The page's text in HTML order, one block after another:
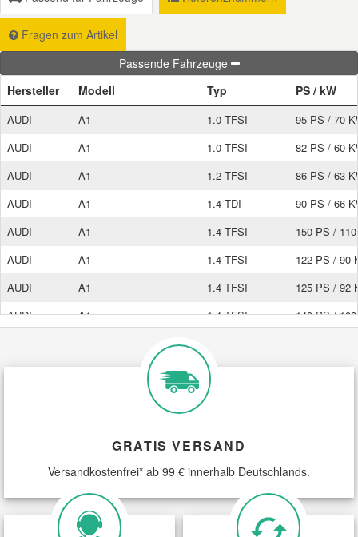
Fragen zum Artikel
Passende Fahrzeuge
Hersteller
Modell Typ PS / kW
AUDI A1 1.0 TFSI
95 PS / 70
AUDI
A1 1.0 TFSI
82 PS / 60
AUDI
A1 1.2 TFSI
86 PS / 63
AUDI
A1 1.4 TDI
90 PS / 66
AUDI
A1 1.4 TFSI
150 PS /
AUDI
A1 1.4 TFSI
122 PS / 90
AUDI
A1 1.4 TFSI
125 PS / 92
AUDI
A1 1.4 TFSI
140 PS /
AUDI
A1 1.6 TDI
90 PS / 66
1.6 TDI
1.8 TFSI
A1 2.0 TDI
143 PS /
GRATIS VERSAND
Versandkostenfrei* ab 99 € innerhalb Deutschlands.
Volvo Ersatzteile